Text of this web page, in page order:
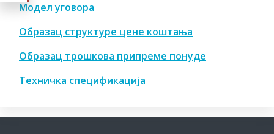
Модел уговора
Образац структуре цене коштања
Образац трошкова припреме понуде
Техничка спецификација